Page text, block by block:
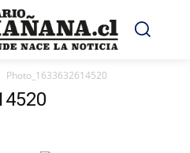
Photo_1633632614520